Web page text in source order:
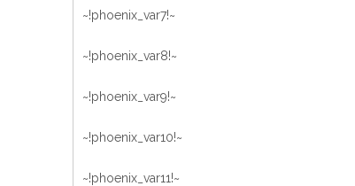
~!phoenix_var7!~
~!phoenix_var8!~
~!phoenix_var9!~
~!phoenix_var10!~
~!phoenix_var11!~